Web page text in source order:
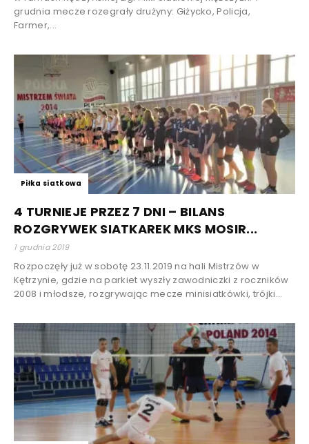
grudnia mecze rozegrały drużyny: Giżycko, Policja,
Farmer,...
Piłka siatkowa
4 TURNIEJE PRZEZ 7 DNI – BILANS
ROZGRYWEK SIATKAREK MKS MOSIR...
1 grudnia 2019
Rozpoczęły już w sobotę 23.11.2019 na hali Mistrzów w
Kętrzynie, gdzie na parkiet wyszły zawodniczki z roczników
2008 i młodsze, rozgrywając mecze minisiatkówki, trójki...